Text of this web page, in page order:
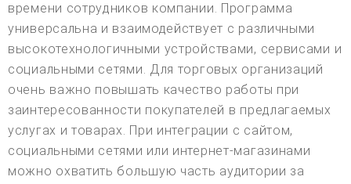
времени сотрудников компании. Программа
универсальна и взаимодействует с различными
высокотехнологичными устройствами, сервисами и
социальными сетями. Для торговых организаций
очень важно повышать качество работы при
заинтересованности покупателей в предлагаемых
услугах и товарах. При интеграции с сайтом,
социальными сетями или интернет-магазинами
можно охватить большую часть аудитории за